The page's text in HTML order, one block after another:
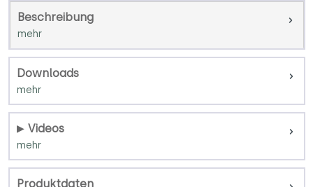
Beschreibung
Downloads
Videos
Produktdaten